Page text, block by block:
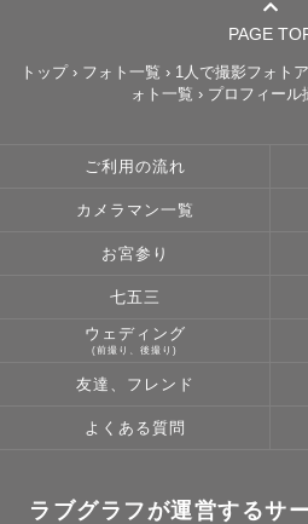
PAGE
トップ › フォト一覧 › 1人で撮影フォト
ォト一覧 › プロフィー
ご利用の流れ
カメラマン一覧
お宮参り
七五三
ウェディング
(前撮り、後撮り)
友達、フレンド
よくある質問
ラブグラフが運営するサ